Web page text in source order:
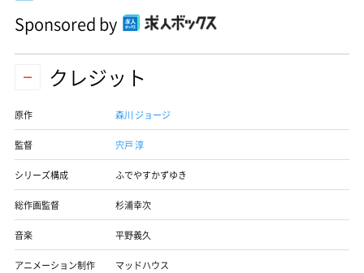
Sponsored by
クレジット
原作 森川 ジョージ
監督 宍戸 淳
シリーズ構成 ふでやすかずゆき
総作画監督 杉浦幸次
音楽 平野義久
アニメーション制作 マッドハウス